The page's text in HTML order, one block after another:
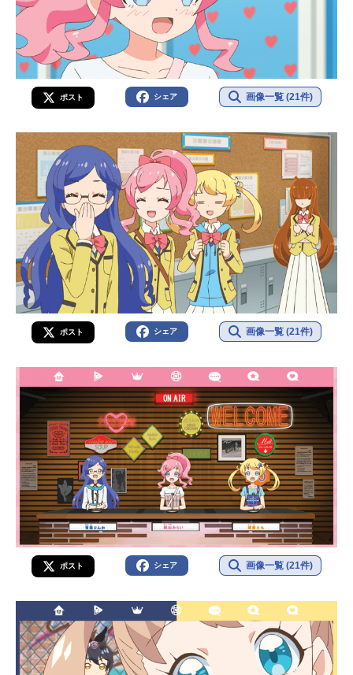
ポスト シェア 画像一覧 (21件)
ポスト シェア 画像一覧 (21件)
ポスト シェア 画像一覧 (21件)